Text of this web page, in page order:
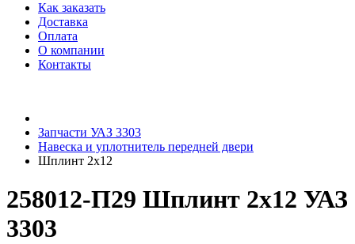
Как заказать
Доставка
Оплата
О компании
Контакты
Запчасти УАЗ 3303
Навеска и уплотнитель передней двери
Шплинт 2х12
258012-П29 Шплинт 2х12 УАЗ
3303